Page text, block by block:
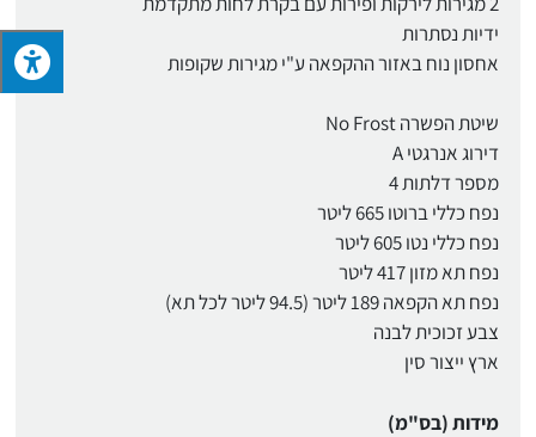
ידיות נסתרות
אחסון נוח באזור ההקפאה ע"י מגירות שקופות
שיטת הפשרה No Frost
דירוג אנרגטי A
מספר דלתות 4
נפח כללי ברוטו 665 ליטר
נפח כללי נטו 605 ליטר
נפח תא מזון 417 ליטר
נפח תא הקפאה 189 ליטר (94.5 ליטר לכל תא)
צבע זכוכית לבנה
ארץ ייצור סין
מידות (בס"מ)